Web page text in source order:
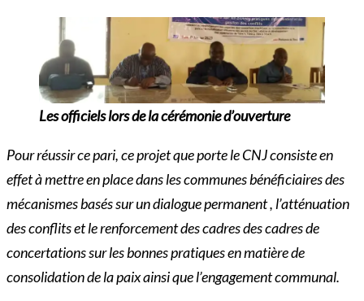
Les officiels lors de la cérémonie d’ouverture
Pour réussir ce pari, ce projet que porte le CNJ consiste en
effet à mettre en place dans les communes bénéficiaires des
mécanismes basés sur un dialogue permanent , l’atténuation
des conflits et le renforcement des cadres des cadres de
concertations sur les bonnes pratiques en matière de
consolidation de la paix ainsi que l’engagement communal.